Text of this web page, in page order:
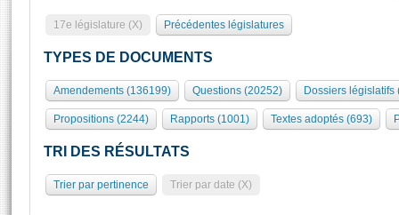
Présidence
577 députés
Groupes politiques
Séance publique
Commissions et autres organes
Europe et International
Pétitions
Rôle et pouvoirs de l'Assemblée
Organisation de l'Assemblée
Présidence Conférence des Présidents Bureau Collège des
Statistiques et chiffres clés
Visiter l'Assemblée
Visite virtuelle du palais Bourbon
Assister à une séance
17e législature (X) Précédentes législatures
TYPES DE DOCUMENTS
Amendements (136199) Questions (20252) Dossiers législatifs
Propositions (2244) Rapports (1001) Textes adoptés (693)
TRI DES RÉSULTATS
Trier par pertinence Trier par date (X)